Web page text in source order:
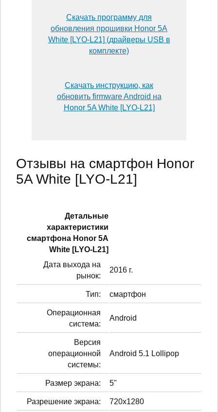
Скачать программу для
обновления прошивки Honor 5A
White [LYO-L21] (драйверы USB в
комплекте)
Скачать инструкцию, как
обновить firmware Android на
Honor 5A White [LYO-L21]
Отзывы на смартфон Honor
5A White [LYO-L21]
Детальные
характеристики
смартфонa Honor 5A
White [LYO-L21]
Дата выхода на
рынок:
2016 г.
Тип: смартфон
Операционная
система:
Android
Версия
операционной
системы:
Android 5.1 Lollipop
Размер экрана: 5"
Разрешение экрана: 720x1280